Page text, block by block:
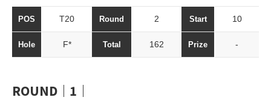
POS T20 Round 2 Start 10
Hole F* Total 162 Prize -
ROUND｜1｜